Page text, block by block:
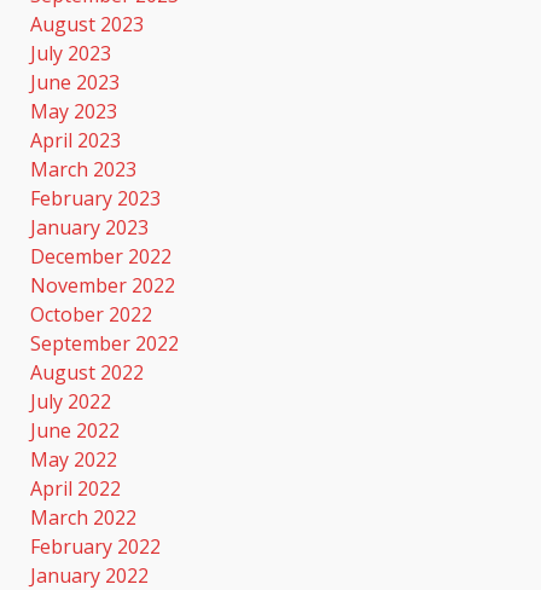
August 2023
July 2023
June 2023
May 2023
April 2023
March 2023
February 2023
January 2023
December 2022
November 2022
October 2022
September 2022
August 2022
July 2022
June 2022
May 2022
April 2022
March 2022
February 2022
January 2022